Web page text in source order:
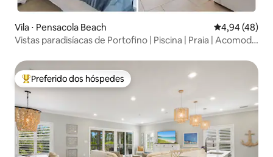
Vila ⋅ Pensacola Beach 4,94 de uma
4,94 (48)
Vistas paradisíacas de Portofino | Piscina | Praia | Acomoda
Entre os melhores preferidos dos hóspedes
Preferido dos hóspedes